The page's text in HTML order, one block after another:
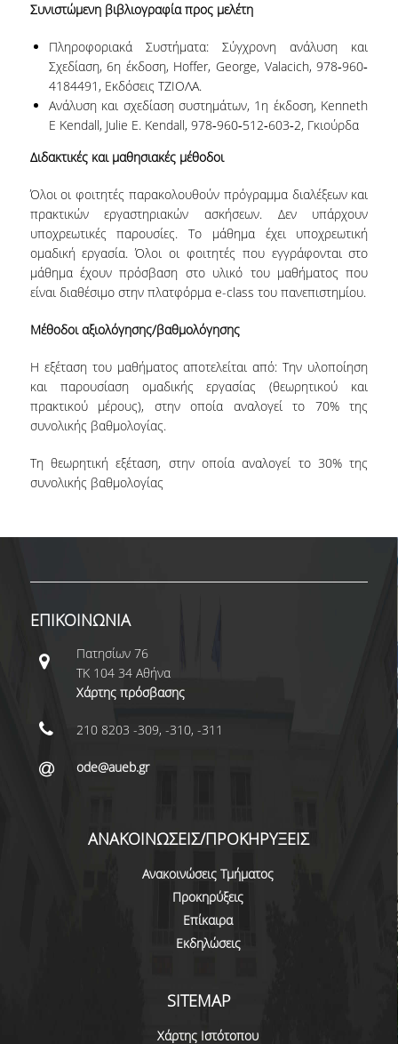
ΑΞΙΟΛΟΓΗΣΗ
ΑΠΟ ΠΡΟΠΤΥΧΙΑΚΟΥΣ ΦΟΙΤΗΤΕΣ
ΑΠΟ ΤΕΛΕΙΟΦΟΙΤΟΥΣ
ΕΚΘΕΣΕΙΣ ΕΞΩΤΕΡΙΚΗΣ
ΑΞΙΟΛΟΓΗΣΗΣ
ΜΟ.ΔΙ.Π.
ΕΡΕΥΝΑ
ΕΡΓΑΣΤΗΡΙΑ
ΕΡΕΥΝΗΤΙΚΑ ΕΡΓΑ
ΔΡΑΣΤΗΡΙΟΤΗΤΕΣ
WORKING SEMINARS
SERIES
ΓΡΑΦΕΙΟ ΔΙΑΣΥΝΔΕΣΗΣ
ΝΕΑ
ΕΚΔΗΛΩΣΕΙΣ
ΕΠΟΠΤΕΙΕΣ
Συνιστώμενη βιβλιογραφία προς μελέτη
Πληροφοριακά Συστήματα: Σύγχρονη ανάλυση και
Σχεδίαση, 6η έκδοση, Hoffer, George, Valacich, 978‐960‐
4184491, Εκδόσεις ΤΖΙΟΛΑ.
Ανάλυση και σχεδίαση συστημάτων, 1η έκδοση, Kenneth
E Kendall, Julie E. Kendall, 978‐960‐512‐603‐2, Γκιούρδα
Διδακτικές και μαθησιακές μέθοδοι
Όλοι οι φοιτητές παρακολουθούν πρόγραμμα διαλέξεων και
πρακτικών εργαστηριακών ασκήσεων. Δεν υπάρχουν
υποχρεωτικές παρουσίες. Το μάθημα έχει υποχρεωτική
ομαδική εργασία. Όλοι οι φοιτητές που εγγράφονται στο
μάθημα έχουν πρόσβαση στο υλικό του μαθήματος που
είναι διαθέσιμο στην πλατφόρμα e-class του πανεπιστημίου.
Μέθοδοι αξιολόγησης/βαθμολόγησης
Η εξέταση του μαθήματος αποτελείται από: Την υλοποίηση
και παρουσίαση ομαδικής εργασίας (θεωρητικού και
πρακτικού μέρους), στην οποία αναλογεί το 70% της
συνολικής βαθμολογίας.
Τη θεωρητική εξέταση, στην οποία αναλογεί το 30% της
συνολικής βαθμολογίας
ΕΠΙΚΟΙΝΩΝΙΑ
Πατησίων 76
ΤΚ 104 34 Αθήνα
Χάρτης πρόσβασης
210 8203 -309, -310, -311
ode@aueb.gr
ΑΝΑΚΟΙΝΩΣΕΙΣ/ΠΡΟΚΗΡΥΞΕΙΣ
Ανακοινώσεις Τμήματος
Προκηρύξεις
Επίκαιρα
Εκδηλώσεις
SITEMAP
Χάρτης Ιστότοπου